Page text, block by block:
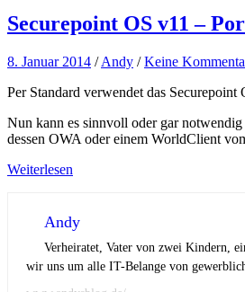
Securepoint OS v11 –
8. Januar 2014 /Andy /Keine
Per Standard verwendet das
Nun kann es sinnvoll oder gar
dessen OWA oder einem WorldClient
Weiterlesen
Andy
Verheiratet, Vater von zwei Kindern,
wir uns um alle IT-Belange von